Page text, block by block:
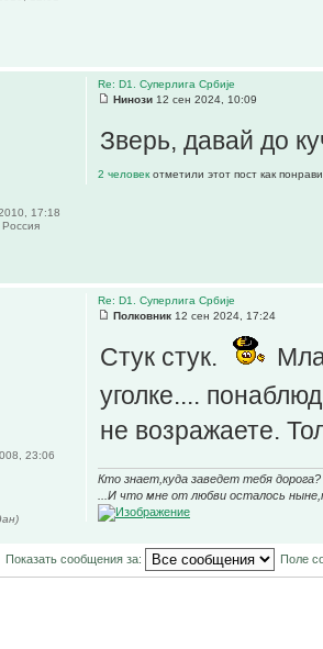
Re: D1. Суперлига Србије
Нинози 12 сен 2024, 10:09
Зверь, давай до
2 человекотметили этот пост как
17:18
Re: D1. Суперлига Србије
Полковник 12 сен 2024, 17:24
Стук стук.
уголке....
не возражаете.
Кто знает,куда заведет тебя
...И что мне от любви осталось
23:06
Показать сообщения за: Поле